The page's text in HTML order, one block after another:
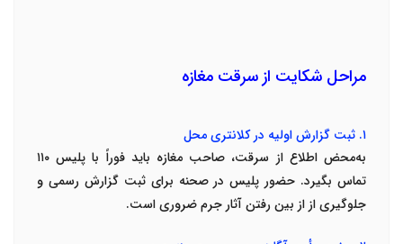
مراحل شکایت از سرقت مغازه
۱. ثبت گزارش اولیه در کلانتری محل
به‌محض اطلاع از سرقت، صاحب مغازه باید فوراً با پلیس ۱۱۰
تماس بگیرد. حضور پلیس در صحنه برای ثبت گزارش رسمی و
جلوگیری از از بین رفتن آثار جرم ضروری است.